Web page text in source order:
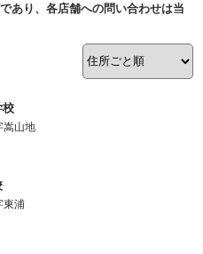
あり、各店舗への問い合わせは当
校
嵩山地
東浦